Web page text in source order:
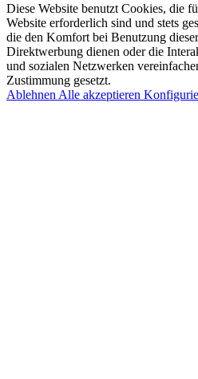
Diese Website benutzt Cookies, die
Website erforderlich sind und stets
die den Komfort bei Benutzung
Direktwerbung dienen oder die
und sozialen Netzwerken
Zustimmung gesetzt.
Ablehnen Alle akzeptieren